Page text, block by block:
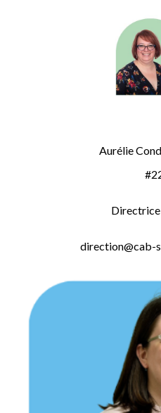
Aurélie
direction@cab-